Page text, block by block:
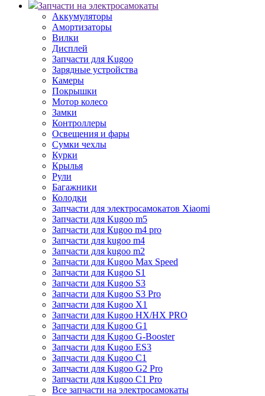
Запчасти на электросамокаты
Аккумуляторы
Амортизаторы
Вилки
Дисплей
Запчасти для Kugoo
Зарядные устройства
Камеры
Покрышки
Мотор колесо
Замки
Контроллеры
Освещения и фары
Сумки чехлы
Курки
Крылья
Рули
Багажники
Колодки
Запчасти для электросамокатов Xiaomi
Запчасти для Kugoo m5
Запчасти для Кugoo m4 pro
Запчасти для kugoo m4
Запчасти для kugoo m2
Запчасти для Kugoo Max Speed
Запчасти для Kugoo S1
Запчасти для Kugoo S3
Запчасти для Kugoo S3 Pro
Запчасти для Kugoo X1
Запчасти для Kugoo HX/HX PRO
Запчасти для Kugoo G1
Запчасти для Kugoo G-Booster
Запчасти для Kugoo ES3
Запчасти для Kugoo C1
Запчасти для Kugoo G2 Pro
Запчасти для Kugoo C1 Pro
Все запчасти на электросамокаты